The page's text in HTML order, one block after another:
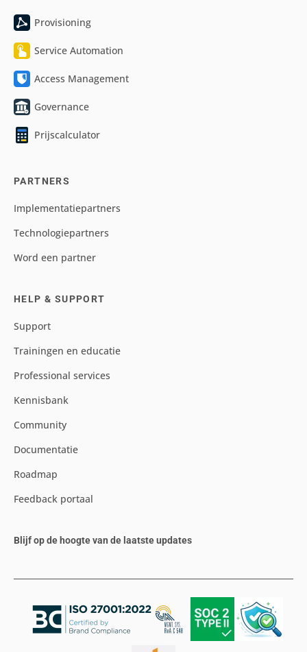
Provisioning
Service Automation
Access Management
Governance
Prijscalculator
PARTNERS
Implementatiepartners
Technologiepartners
Word een partner
HELP & SUPPORT
Support
Trainingen en educatie
Professional services
Kennisbank
Community
Documentatie
Roadmap
Feedback portaal
Blijf op de hoogte van de laatste updates